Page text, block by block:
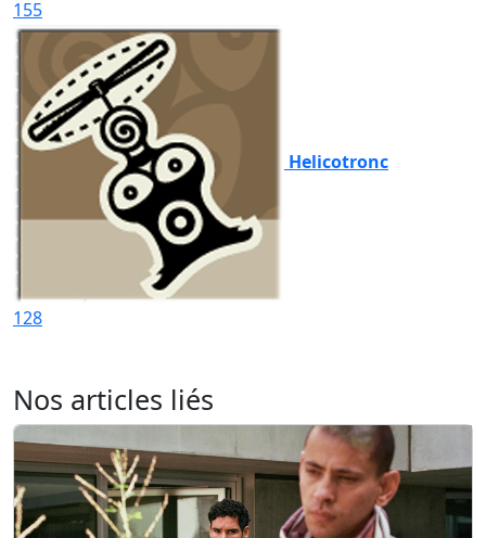
155
Helicotronc
128
Nos articles liés